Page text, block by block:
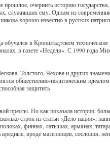
очернить историю
служивших ему. Одним из
хорошо известно в русских
в Кронштадтском
в газете «Неделя». С 1990 года
Толстого, Чехова и других
общественно-политическим идеалом
защитить
прессы. Но как показала история,
строк из статьи «Дело нации»,
финнах, латышах, армянах,
вроде мазепинцев, сословия,